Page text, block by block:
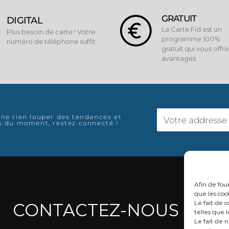
Afin de
que les
Le fait de
telles que
Le fait de
DIGITAL
Plus besoin de carte ! Votre
numéro de téléphone suffit
GRATUIT
La Carte Fid est un
programme 100%
gratuit qui vous
avantages
rien louper des tendances et
du moment, restez connecté !
CONTACTEZ-NOUS